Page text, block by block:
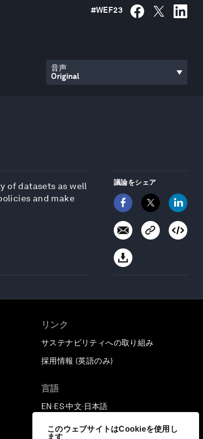
このウェブサイトはCookieを使用し
ます
#WEF23
音声
of datasets as well
and make
議論をシェア
リンク
サステナビリティへの取り組み
採用情報 (英語のみ)
言語
EN ▪ES▪中文▪ 日本語